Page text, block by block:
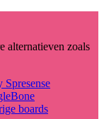
alternatieven zoals
Spresense
boards